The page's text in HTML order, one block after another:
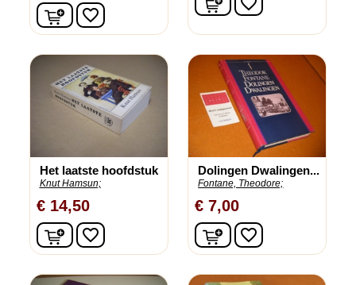
In winkelwagen
favorite_border
Het laatste hoofdstuk
Knut Hamsun;
€ 14,50
In winkelwagen
favorite_border
Dolingen Dwalingen...
Fontane, Theodore;
€ 7,00
In winkelwagen
favorite_border